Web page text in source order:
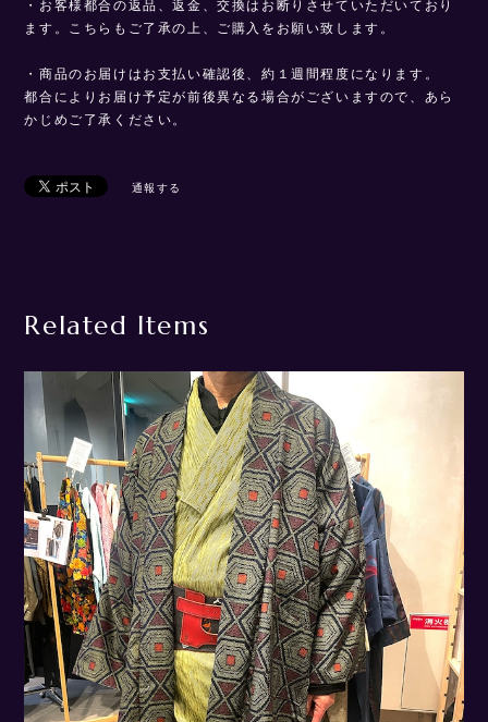
・お客様都合の返品、返金、交換はお断りさせていただいており
ます。こちらもご了承の上、ご購入をお願い致します。
・商品のお届けはお支払い確認後、約１週間程度になります。
都合によりお届け予定が前後異なる場合がございますので、あら
かじめご了承ください。
通報する
Related Items